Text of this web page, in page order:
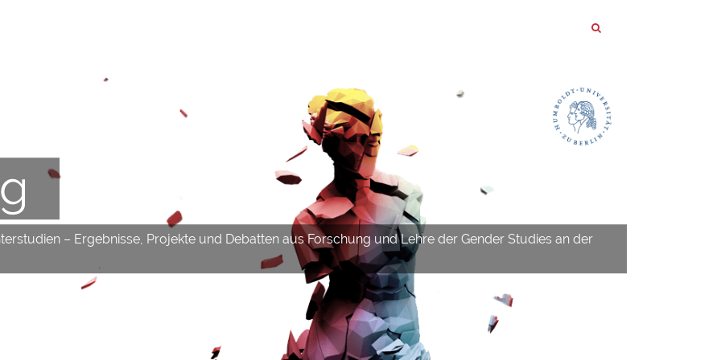
– Ergebnisse, Projekte und Debatten aus Forschung und Lehre der Gender Studies an der